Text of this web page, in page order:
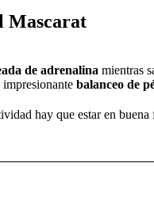
Mascarat
de adrenalina mientras
balanceo de
hay que estar en